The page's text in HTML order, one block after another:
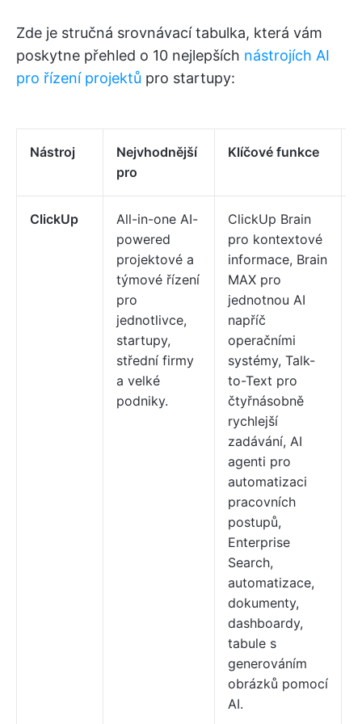
Zde je stručná srovnávací tabulka, která vám
poskytne přehled o 10 nejlepších nástrojích AI
pro řízení projektů pro startupy:
Nástroj
Nejvhodnější
pro
Klíčové funkce
ClickUp
All-in-one AI-
powered
projektové a
týmové řízení
pro
jednotlivce,
startupy,
střední firmy
a velké
podniky.
ClickUp Brain
pro kontextové
informace, Brain
MAX pro
jednotnou AI
napříč
operačními
systémy, Talk-
to-Text pro
čtyřnásobně
rychlejší
zadávání, AI
agenti pro
automatizaci
pracovních
postupů,
Enterprise
Search,
automatizace,
dokumenty,
dashboardy,
tabule s
generováním
obrázků pomocí
AI.